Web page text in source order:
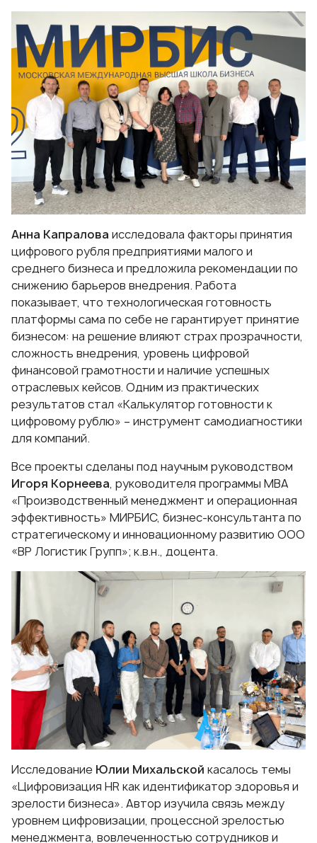
Анна Капралова исследовала факторы принятия
цифрового рубля предприятиями малого и
среднего бизнеса и предложила рекомендации по
снижению барьеров внедрения. Работа
показывает, что технологическая готовность
платформы сама по себе не гарантирует принятие
бизнесом: на решение влияют страх прозрачности,
сложность внедрения, уровень цифровой
финансовой грамотности и наличие успешных
отраслевых кейсов. Одним из практических
результатов стал «Калькулятор готовности к
цифровому рублю» – инструмент самодиагностики
для компаний.
Все проекты сделаны под научным руководством
Игоря Корнеева, руководителя программы MBA
«Производственный менеджмент и операционная
эффективность» МИРБИС, бизнес-консультанта по
стратегическому и инновационному развитию ООО
«ВР Логистик Групп»; к.в.н., доцента.
Исследование Юлии Михальской касалось темы
«Цифровизация HR как идентификатор здоровья и
зрелости бизнеса». Автор изучила связь между
уровнем цифровизации, процессной зрелостью
менеджмента, вовлеченностью сотрудников и